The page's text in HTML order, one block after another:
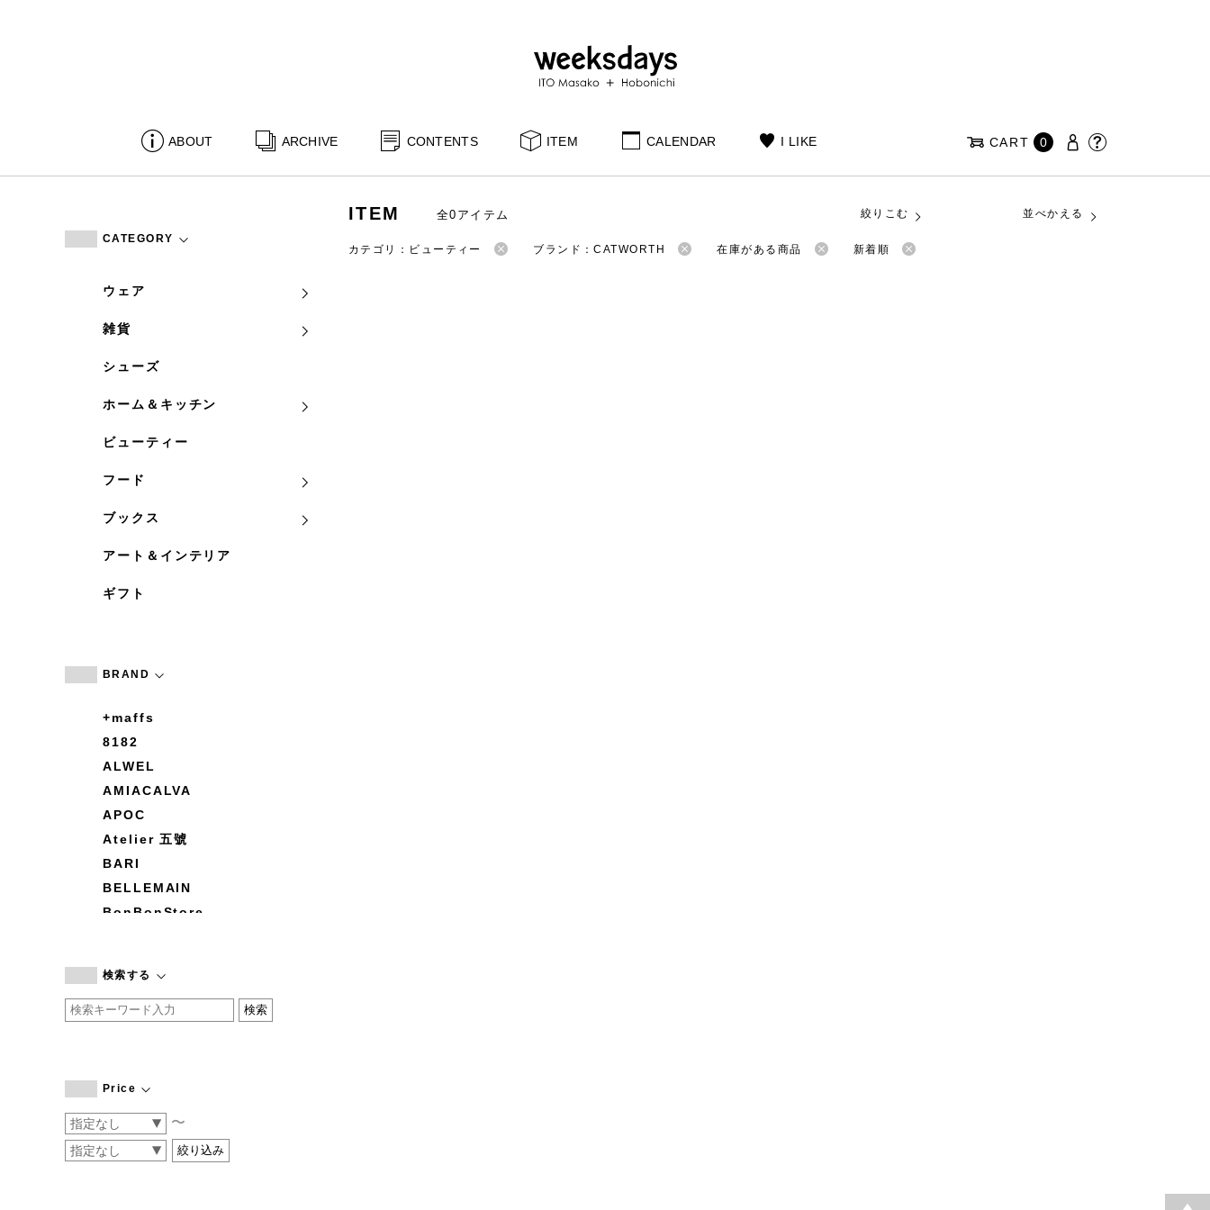
ABOUT ARCHIVE CONTENTS ITEM CALENDAR I LIKE CART 0
CATEGORY
ウェア
雑貨
シューズ
ホーム＆キッチン
ビューティー
フード
ブックス
アート＆インテリア
ギフト
BRAND
+maffs
8182
ALWEL
AMIACALVA
APOC
Atelier 五號
BARI
BELLEMAIN
BonBonStore
by basics
CATWORTH
COGTHEBIGSMOKE
CONVERSE
DEAN & DELUCA
検索する
Price
〜
ITEM 全0アイテム 絞りこむ 並べかえる
カテゴリ：ビューティー ブランド：CATWORTH 在庫がある商品 新着順